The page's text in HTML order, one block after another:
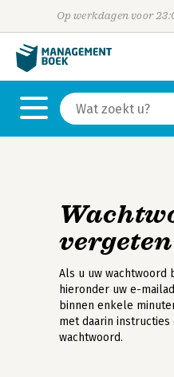
Op werkdagen voor
vergeten
Als u uw wachtwoord
hieronder uw e-
binnen enkele
met daarin
wachtwoord.